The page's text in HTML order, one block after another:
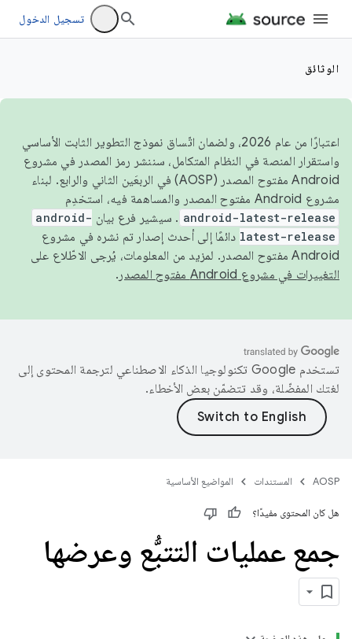
تسجيل الدخول
الوثائق
اعتبارًا من عام 2026، ولضمان اتّساق نموذج التطوير الثابت الأساسي
واستقرار المنصة في النظام المتكامل، سننشر رمز المصدر في مشروع
Android مفتوح المصدر (AOSP) في الربعَين الثاني والرابع. لبناء
مشروع Android مفتوح المصدر والمساهمة فيه، استخدِم
android-latest-release . سيشير فرع بيان android-
latest-release دائمًا إلى أحدث إصدار تم نشره في مشروع
Android مفتوح المصدر. لمزيد من المعلومات، يُرجى الاطّلاع على
التغييرات في مشروع Android مفتوح المصدر
.
تستخدم Google تكنولوجيا الذكاء الاصطناعي لترجمة المحتوى إلى
لغتك المفضّلة، وقد تتضمّن بعض الأخطاء.
AOSP المستندات المواضيع الأساسية
هل كان المحتوى مفيدًا؟
جمع عمليات التتبُّع وعرضها